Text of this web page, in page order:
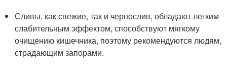
Сливы, как свежие, так и чернослив, обладают легким
слабительным эффектом, способствуют мягкому
очищению кишечника, поэтому рекомендуются людям,
страдающим запорами.